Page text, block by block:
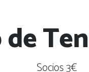
Socios 3€